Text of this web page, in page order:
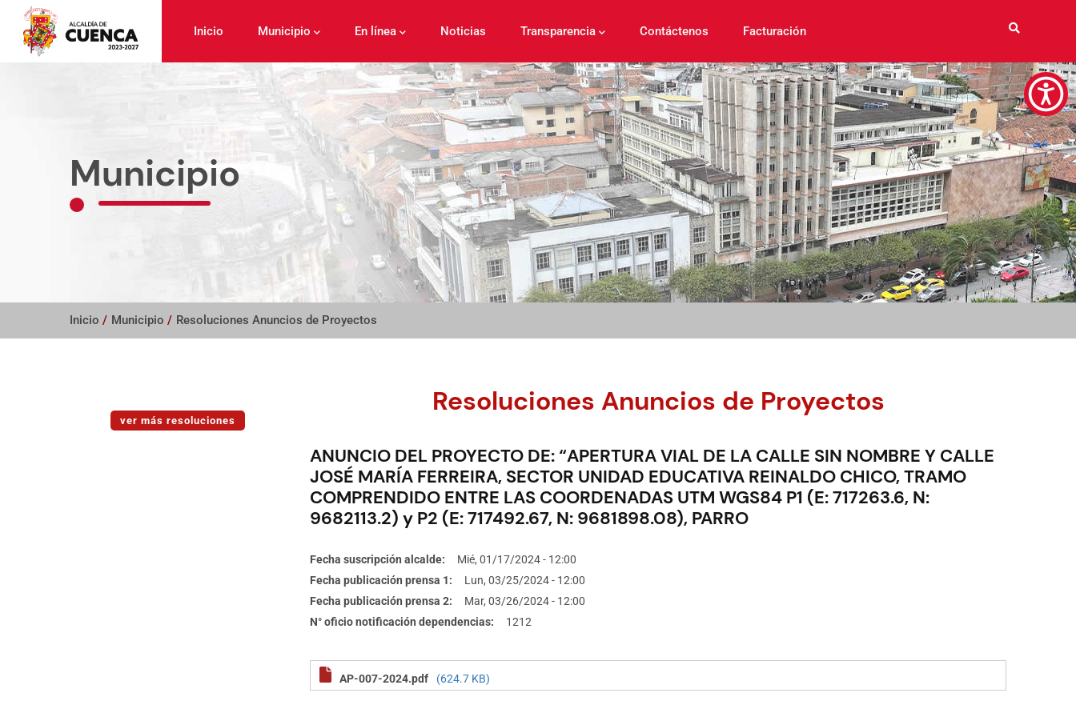
contenido
principal
Inicio Municipio En línea Noticias Transparencia Contáctenos Facturación
Municipio
Inicio / Municipio / Resoluciones Anuncios de Proyectos
Resoluciones Anuncios de Proyectos
ANUNCIO DEL PROYECTO DE: “APERTURA VIAL DE LA CALLE SIN NOMBRE Y CALLE
JOSÉ MARÍA FERREIRA, SECTOR UNIDAD EDUCATIVA REINALDO CHICO, TRAMO
COMPRENDIDO ENTRE LAS COORDENADAS UTM WGS84 P1 (E: 717263.6, N:
9682113.2) y P2 (E: 717492.67, N: 9681898.08), PARRO
Fecha suscripción alcalde
Mié, 01/17/2024 - 12:00
Fecha publicación prensa 1
Lun, 03/25/2024 - 12:00
Fecha publicación prensa 2
Mar, 03/26/2024 - 12:00
N° oficio notificación dependencias
1212
AP-007-2024.pdf (624.7 KB)
ver más resoluciones